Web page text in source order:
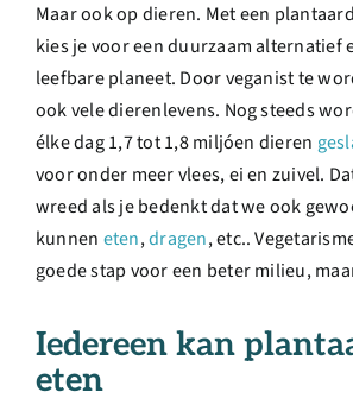
Maar ook op dieren. Met een
kies je voor een duurzaam alternatief
leefbare planeet. Door veganist te
ook vele dierenlevens. Nog steeds
élke dag 1,7 tot 1,8 miljóen dieren
voor onder meer vlees, ei en zuivel.
wreed als je bedenkt dat we ook
kunnen eten,dragen, etc..
goede stap voor een beter milieu,
Iedereen kan
eten